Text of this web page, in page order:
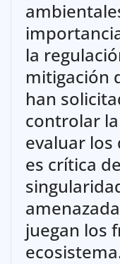
la
mitigación
han
controlar
evaluar los
es crítica
juegan los